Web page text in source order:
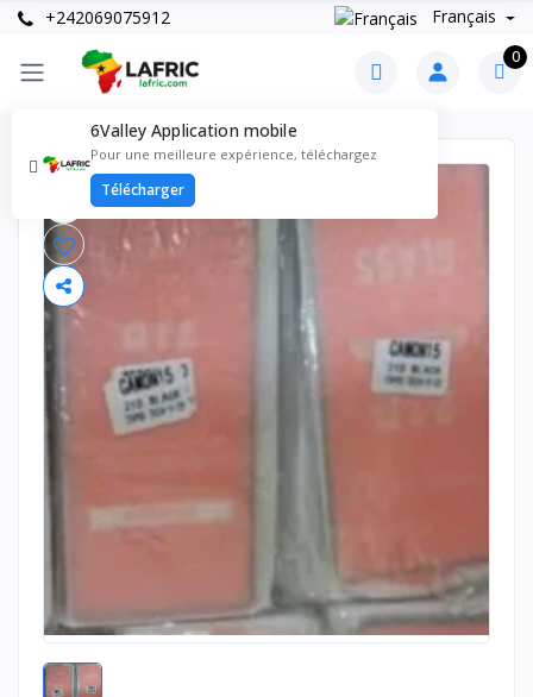
+242069075912 Français
0
6Valley Application mobile
Pour une meilleure expérience, téléchargez
Télécharger